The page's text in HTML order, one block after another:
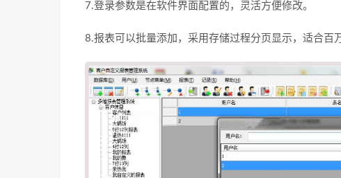
7.登录参数是在软件界面配置的，灵活方便修改。
8.报表可以批量添加，采用存储过程分页显示，适合百